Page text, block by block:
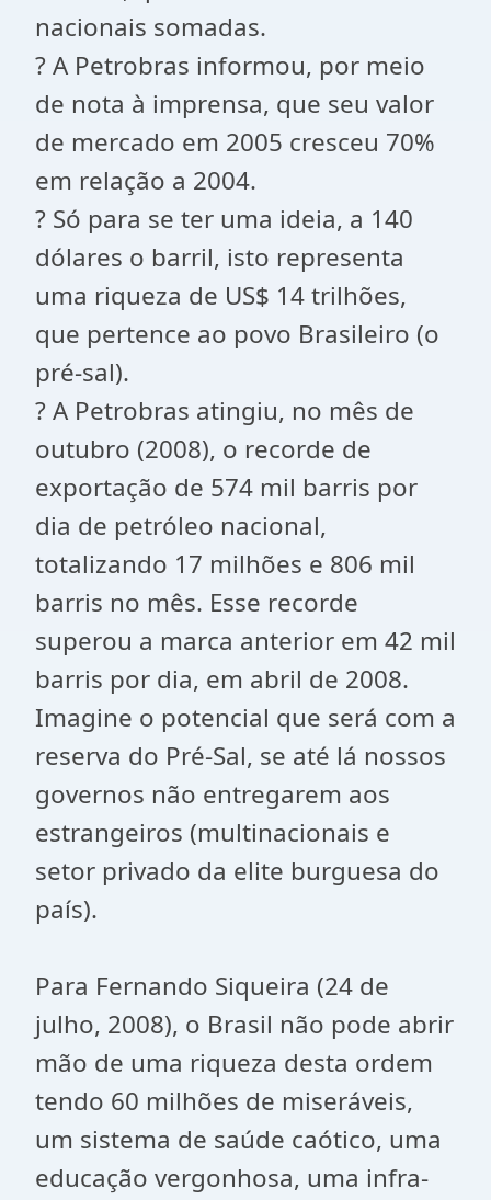
nacionais somadas.
? A Petrobras informou, por meio
de nota à imprensa, que seu valor
de mercado em 2005 cresceu 70%
em relação a 2004.
? Só para se ter uma ideia, a 140
dólares o barril, isto representa
uma riqueza de US$ 14 trilhões,
que pertence ao povo Brasileiro (o
pré-sal).
? A Petrobras atingiu, no mês de
outubro (2008), o recorde de
exportação de 574 mil barris por
dia de petróleo nacional,
totalizando 17 milhões e 806 mil
barris no mês. Esse recorde
superou a marca anterior em 42 mil
barris por dia, em abril de 2008.
Imagine o potencial que será com a
reserva do Pré-Sal, se até lá nossos
governos não entregarem aos
estrangeiros (multinacionais e
setor privado da elite burguesa do
país).
Para Fernando Siqueira (24 de
julho, 2008), o Brasil não pode abrir
mão de uma riqueza desta ordem
tendo 60 milhões de miseráveis,
um sistema de saúde caótico, uma
educação vergonhosa, uma infra-